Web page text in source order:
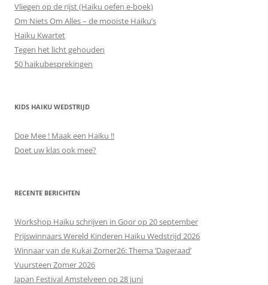
Vliegen op de rijst (Haiku oefen e-boek)
Om Niets Om Alles – de mooiste Haiku’s
Haiku Kwartet
Tegen het licht gehouden
50 haikubesprekingen
KIDS HAIKU WEDSTRIJD
Doe Mee ! Maak een Haiku !!
Doet uw klas ook mee?
RECENTE BERICHTEN
Workshop Haiku schrijven in Goor op 20 september
Prijswinnaars Wereld Kinderen Haiku Wedstrijd 2026
Winnaar van de Kukai Zomer26: Thema ‘Dageraad’
Vuursteen Zomer 2026
Japan Festival Amstelveen op 28 juni